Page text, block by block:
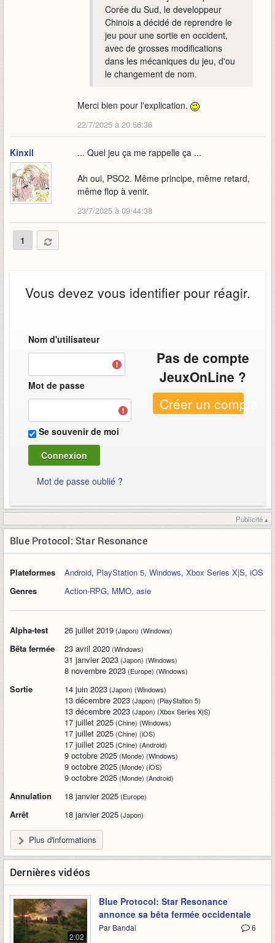
Corée du Sud, le developpeur
Chinois a décidé de reprendre le
jeu pour une sortie en occident,
avec de grosses modifications
dans les mécaniques du jeu, d'ou
le changement de nom.
Merci bien pour l'explication.
22/7/2025 à 20:56:36
Kinxil ... Quel jeu ça me rappelle ça ...
Ah oui, PSO2. Même principe, même retard,
même flop à venir.
23/7/2025 à 09:44:38
1
Vous devez vous identifier pour réagir.
Nom d'utilisateur
Mot de passe
Se souvenir de moi
Mot de passe oublié ?
Pas de compte
JeuxOnLine ?
Créer un compte
Publicité ▴
Blue Protocol: Star Resonance
Plateformes Android, PlayStation 5, Windows, Xbox Series X|S, iOS
Genres
Action-RPG, MMO, asie
Alpha-test 26 juillet 2019(Japon) (Windows)
Bêta fermée 23 avril 2020(Windows)
31 janvier 2023(Japon) (Windows)
8 novembre 2023(Europe) (Windows)
Sortie 14 juin 2023(Japon) (Windows)
13 décembre 2023(Japon) (PlayStation 5)
13 décembre 2023(Japon) (Xbox Series X|S)
17 juillet 2025(Chine) (Windows)
17 juillet 2025(Chine) (iOS)
17 juillet 2025(Chine) (Android)
9 octobre 2025(Monde) (Windows)
9 octobre 2025(Monde) (iOS)
9 octobre 2025(Monde) (Android)
Annulation 18 janvier 2025(Europe)
Arrêt 18 janvier 2025(Japon)
Plus d'informations
Dernières vidéos
2:02
Blue Protocol: Star Resonance
annonce sa bêta fermée occidentale
6
Par Bandai